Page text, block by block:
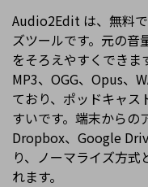
Audio2Edit は、無料
ズツールです。元の音
をそろえやすくできま
MP3、OGG、Opus、
ており、ポッドキャス
すいです。端末からの
Dropbox、Google
り、ノーマライズ方
れます。